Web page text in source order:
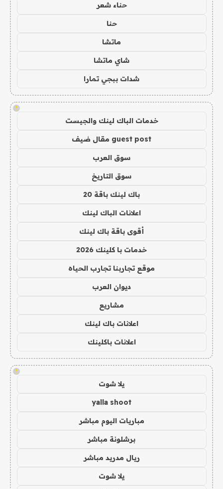
حناء شعر
حنا
ماتشا
شاي ماتشا
شدات ببجي تمارا
!
خدمات الباك لينك والجيست
guest post مقال ضيف
سوق العرب
سوق التاريخ
باك لينك باقة 20
اعلانات الباك لينك
أقوى باقة باك لينك
خدمات با كلينك 2026
موقع تجاربنا تجارب الحياه
ديوان العرب
مشاريع
اعلانات باك لينك
اعلانات باكلينك
!
يلا شوت
yalla shoot
مباريات اليوم مباشر
برشلونة مباشر
ريال مدريد مباشر
يلا شوت